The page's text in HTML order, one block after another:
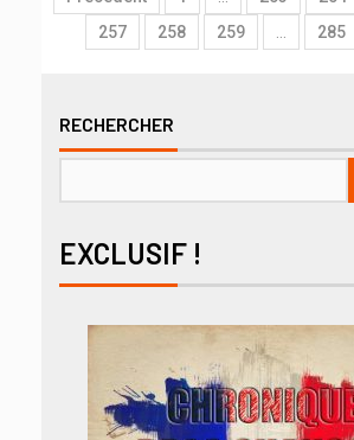
257
258 259 285
RECHERCHER
EXCLUSIF !